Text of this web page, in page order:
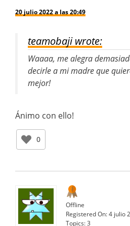
20 julio 2022 a las 20:49
teamobaji wrote:
Waaaa, me alegra
decirle a mi madre que
mejor!
Ánimo con ello!
0
Offline
Registered On:4 julio
Topics:3